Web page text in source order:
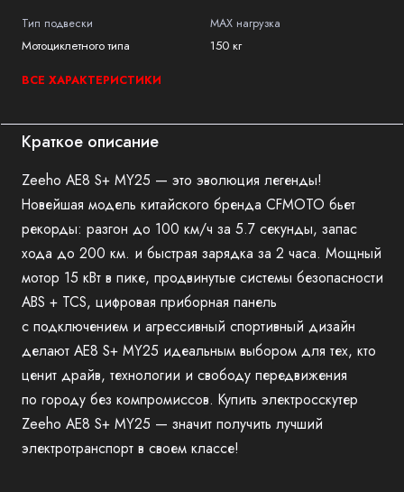
Тип подвески
Мотоциклетного типа
MAX нагрузка
150 кг
ВСЕ ХАРАКТЕРИСТИКИ
Краткое описание
Zeeho AE8 S+ MY25 — это эволюция легенды!
Новейшая модель китайского бренда CFMOTO бьет
рекорды: разгон до 100 км/ч за 5.7 секунды, запас
хода до 200 км. и быстрая зарядка за 2 часа. Мощный
мотор 15 кВт в пике, продвинутые системы безопасности
ABS + TCS, цифровая приборная панель
с подключением и агрессивный спортивный дизайн
делают AE8 S+ MY25 идеальным выбором для тех, кто
ценит драйв, технологии и свободу передвижения
по городу без компромиссов. Купить электросскутер
Zeeho AE8 S+ MY25 — значит получить лучший
электротранспорт в своем классе!